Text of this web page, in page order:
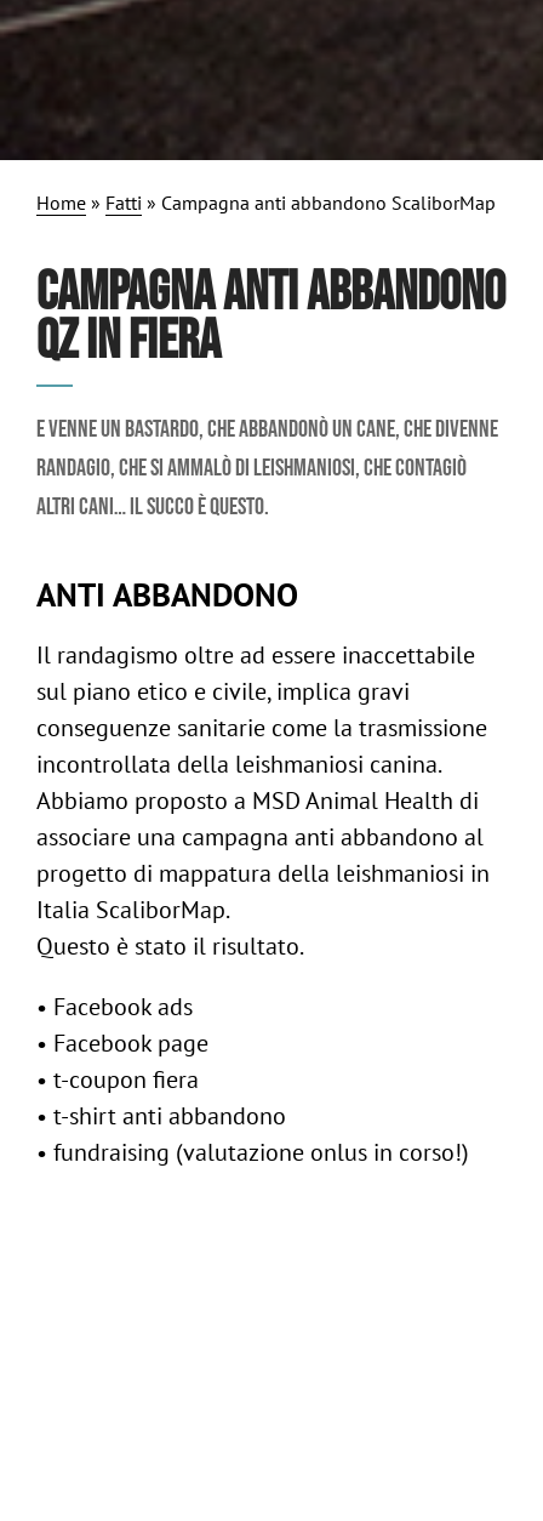
Home » Fatti » Campagna anti abbandono ScaliborMap
CAMPAGNA ANTI ABBANDONO
QZ IN FIERA
E venne un bastardo, che abbandonò un cane, che divenne
randagio, che si ammalò di leishmaniosi, che contagiò
altri cani… il succo è questo.
ANTI ABBANDONO
Il randagismo oltre ad essere inaccettabile
sul piano etico e civile, implica gravi
conseguenze sanitarie come la trasmissione
incontrollata della leishmaniosi canina.
Abbiamo proposto a MSD Animal Health di
associare una campagna anti abbandono al
progetto di mappatura della leishmaniosi in
Italia ScaliborMap.
Questo è stato il risultato.
• Facebook ads
• Facebook page
• t-coupon fiera
• t-shirt anti abbandono
• fundraising (valutazione onlus in corso!)